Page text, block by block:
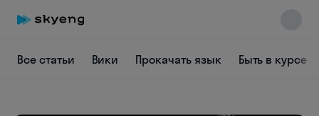
Все статьи Вики Прокачать язык Быть в курсе